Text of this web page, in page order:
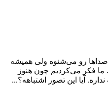
رو می‌شنوه ولی همیشه
فکر می‌کردیم چون هنوز
آیا این تصور اشتباهه؟...